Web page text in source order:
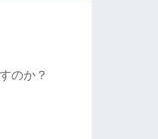
のか？